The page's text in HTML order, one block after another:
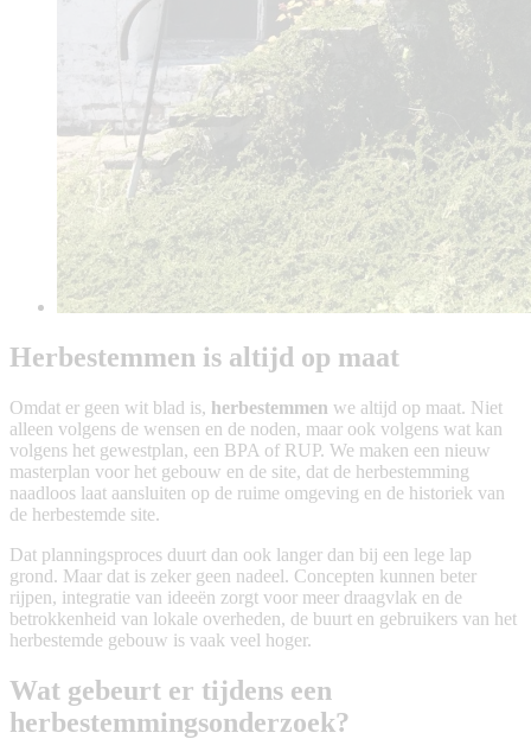
Herbestemmen is altijd op maat
Omdat er geen wit blad is, herbestemmen we altijd op maat. Niet
alleen volgens de wensen en de noden, maar ook volgens wat kan
volgens het gewestplan, een BPA of RUP. We maken een nieuw
masterplan voor het gebouw en de site, dat de herbestemming
naadloos laat aansluiten op de ruime omgeving en de historiek van
de herbestemde site.
Dat planningsproces duurt dan ook langer dan bij een lege lap
grond. Maar dat is zeker geen nadeel. Concepten kunnen beter
rijpen, integratie van ideeën zorgt voor meer draagvlak en de
betrokkenheid van lokale overheden, de buurt en gebruikers van het
herbestemde gebouw is vaak veel hoger.
Wat gebeurt er tijdens een
herbestemmingsonderzoek?